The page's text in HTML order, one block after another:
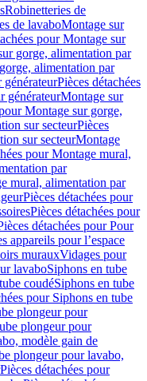
Robinetteries de
de lavaboMontage sur
pour Montage sur
gorge, alimentation par
alimentation par
Pièces détachées
générateurMontage sur
Montage sur gorge,
sur secteurPièces
sur secteurMontage
pour Montage mural,
par
mural, alimentation par
Pièces détachées pour
Pièces détachées pour
détachées pour Pour
appareils pour l’espace
murauxVidages pour
lavaboSiphons en tube
coudéSiphons en tube
pour Siphons en tube
plongeur pour
plongeur pour
modèle gain de
plongeur pour lavabo,
Pièces détachées pour